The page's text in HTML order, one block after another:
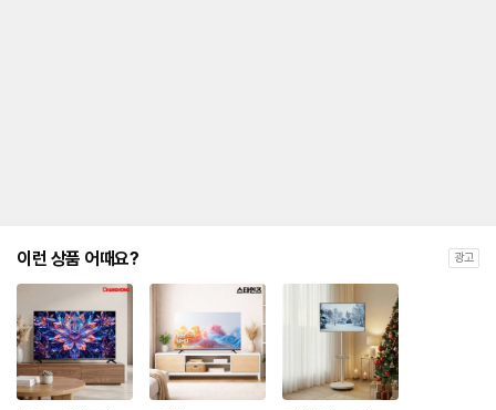
이런 상품 어때요? 광고